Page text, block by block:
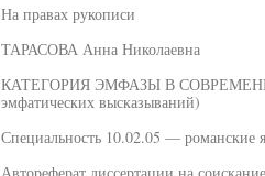
На правах рукописи
ТАРАСОВА Анна Николаевна
КАТЕГОРИЯ ЭМФАЗЫ В
эмфатических высказываний)
Специальность 10.02.05 — романские